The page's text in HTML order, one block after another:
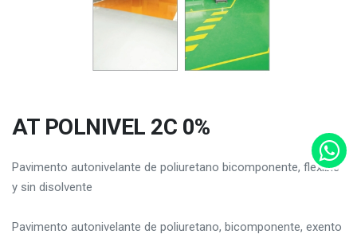
AT POLNIVEL 2C 0%
Pavimento autonivelante de poliuretano bicomponente, flexible
y sin disolvente
Pavimento autonivelante de poliuretano, bicomponente, exento